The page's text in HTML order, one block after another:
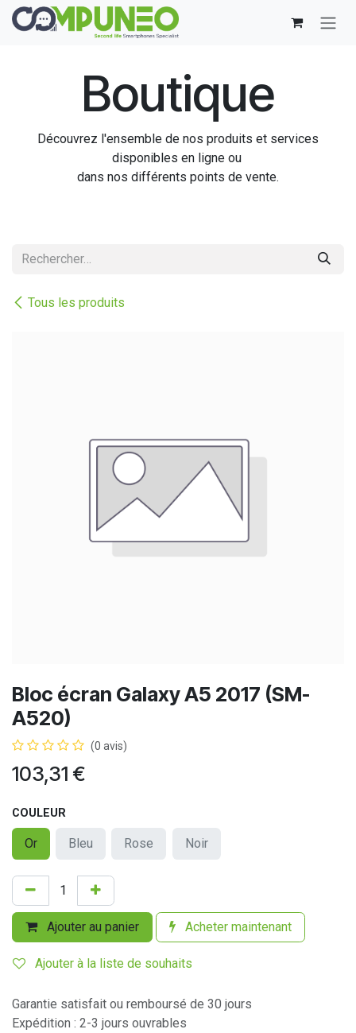
Se rendre au contenu
Boutique
Découvrez l'ensemble de nos produits et services
disponibles en ligne ou
dans nos différents points de vente.
Tous les produits
Bloc écran Galaxy A5 2017 (SM-
A520)
(0 avis)
103,31 €
COULEUR
Or Bleu Rose Noir
Ajouter au panier Acheter maintenant
Ajouter à la liste de souhaits
Garantie satisfait ou remboursé de 30 jours
Expédition : 2-3 jours ouvrables